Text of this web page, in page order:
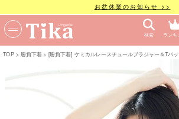
お盆休業のお知らせ >>
検索 ランキ
TOP 勝負下着 [勝負下着] ケミカルレースチュールブラジャー＆Tバ